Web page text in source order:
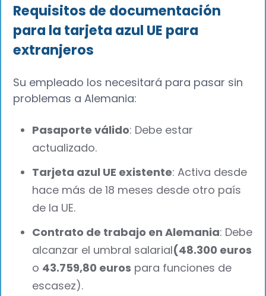
Requisitos de documentación
para la tarjeta azul UE para
extranjeros
Su empleado los necesitará para pasar sin
problemas a Alemania:
Pasaporte válido: Debe estar
actualizado.
Tarjeta azul UE existente: Activa desde
hace más de 18 meses desde otro país
de la UE.
Contrato de trabajo en Alemania: Debe
alcanzar el umbral salarial(48.300 euros
o 43.759,80 euros para funciones de
escasez).